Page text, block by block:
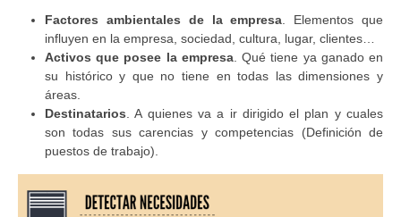
Factores ambientales de la empresa . Elementos que
influyen en la empresa, sociedad, cultura, lugar, clientes…
Activos que posee la empresa. Qué tiene ya ganado en
su histórico y que no tiene en todas las dimensiones y
áreas.
Destinatarios . A quienes va a ir dirigido el plan y cuales
son todas sus carencias y competencias (Definición de
puestos de trabajo).